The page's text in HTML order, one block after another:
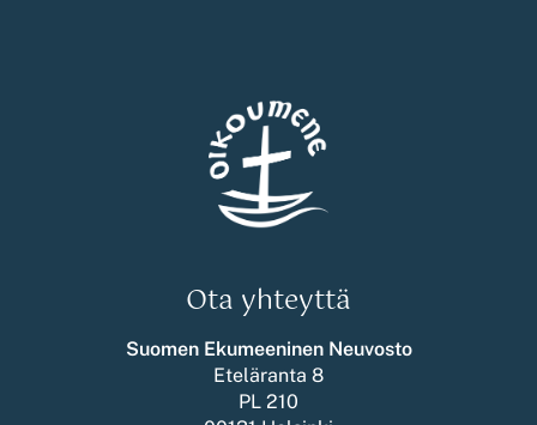
Ota yhteyttä
Suomen Ekumeeninen Neuvosto
Eteläranta 8
PL 210